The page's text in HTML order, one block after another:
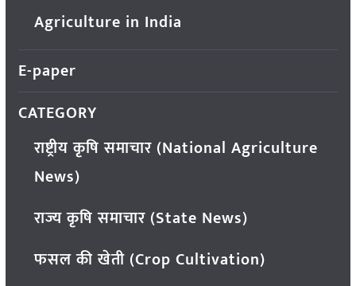
Agriculture in India
E-paper
CATEGORY
राष्ट्रीय कृषि समाचार (National Agriculture
News)
राज्य कृषि समाचार (State News)
फसल की खेती (Crop Cultivation)